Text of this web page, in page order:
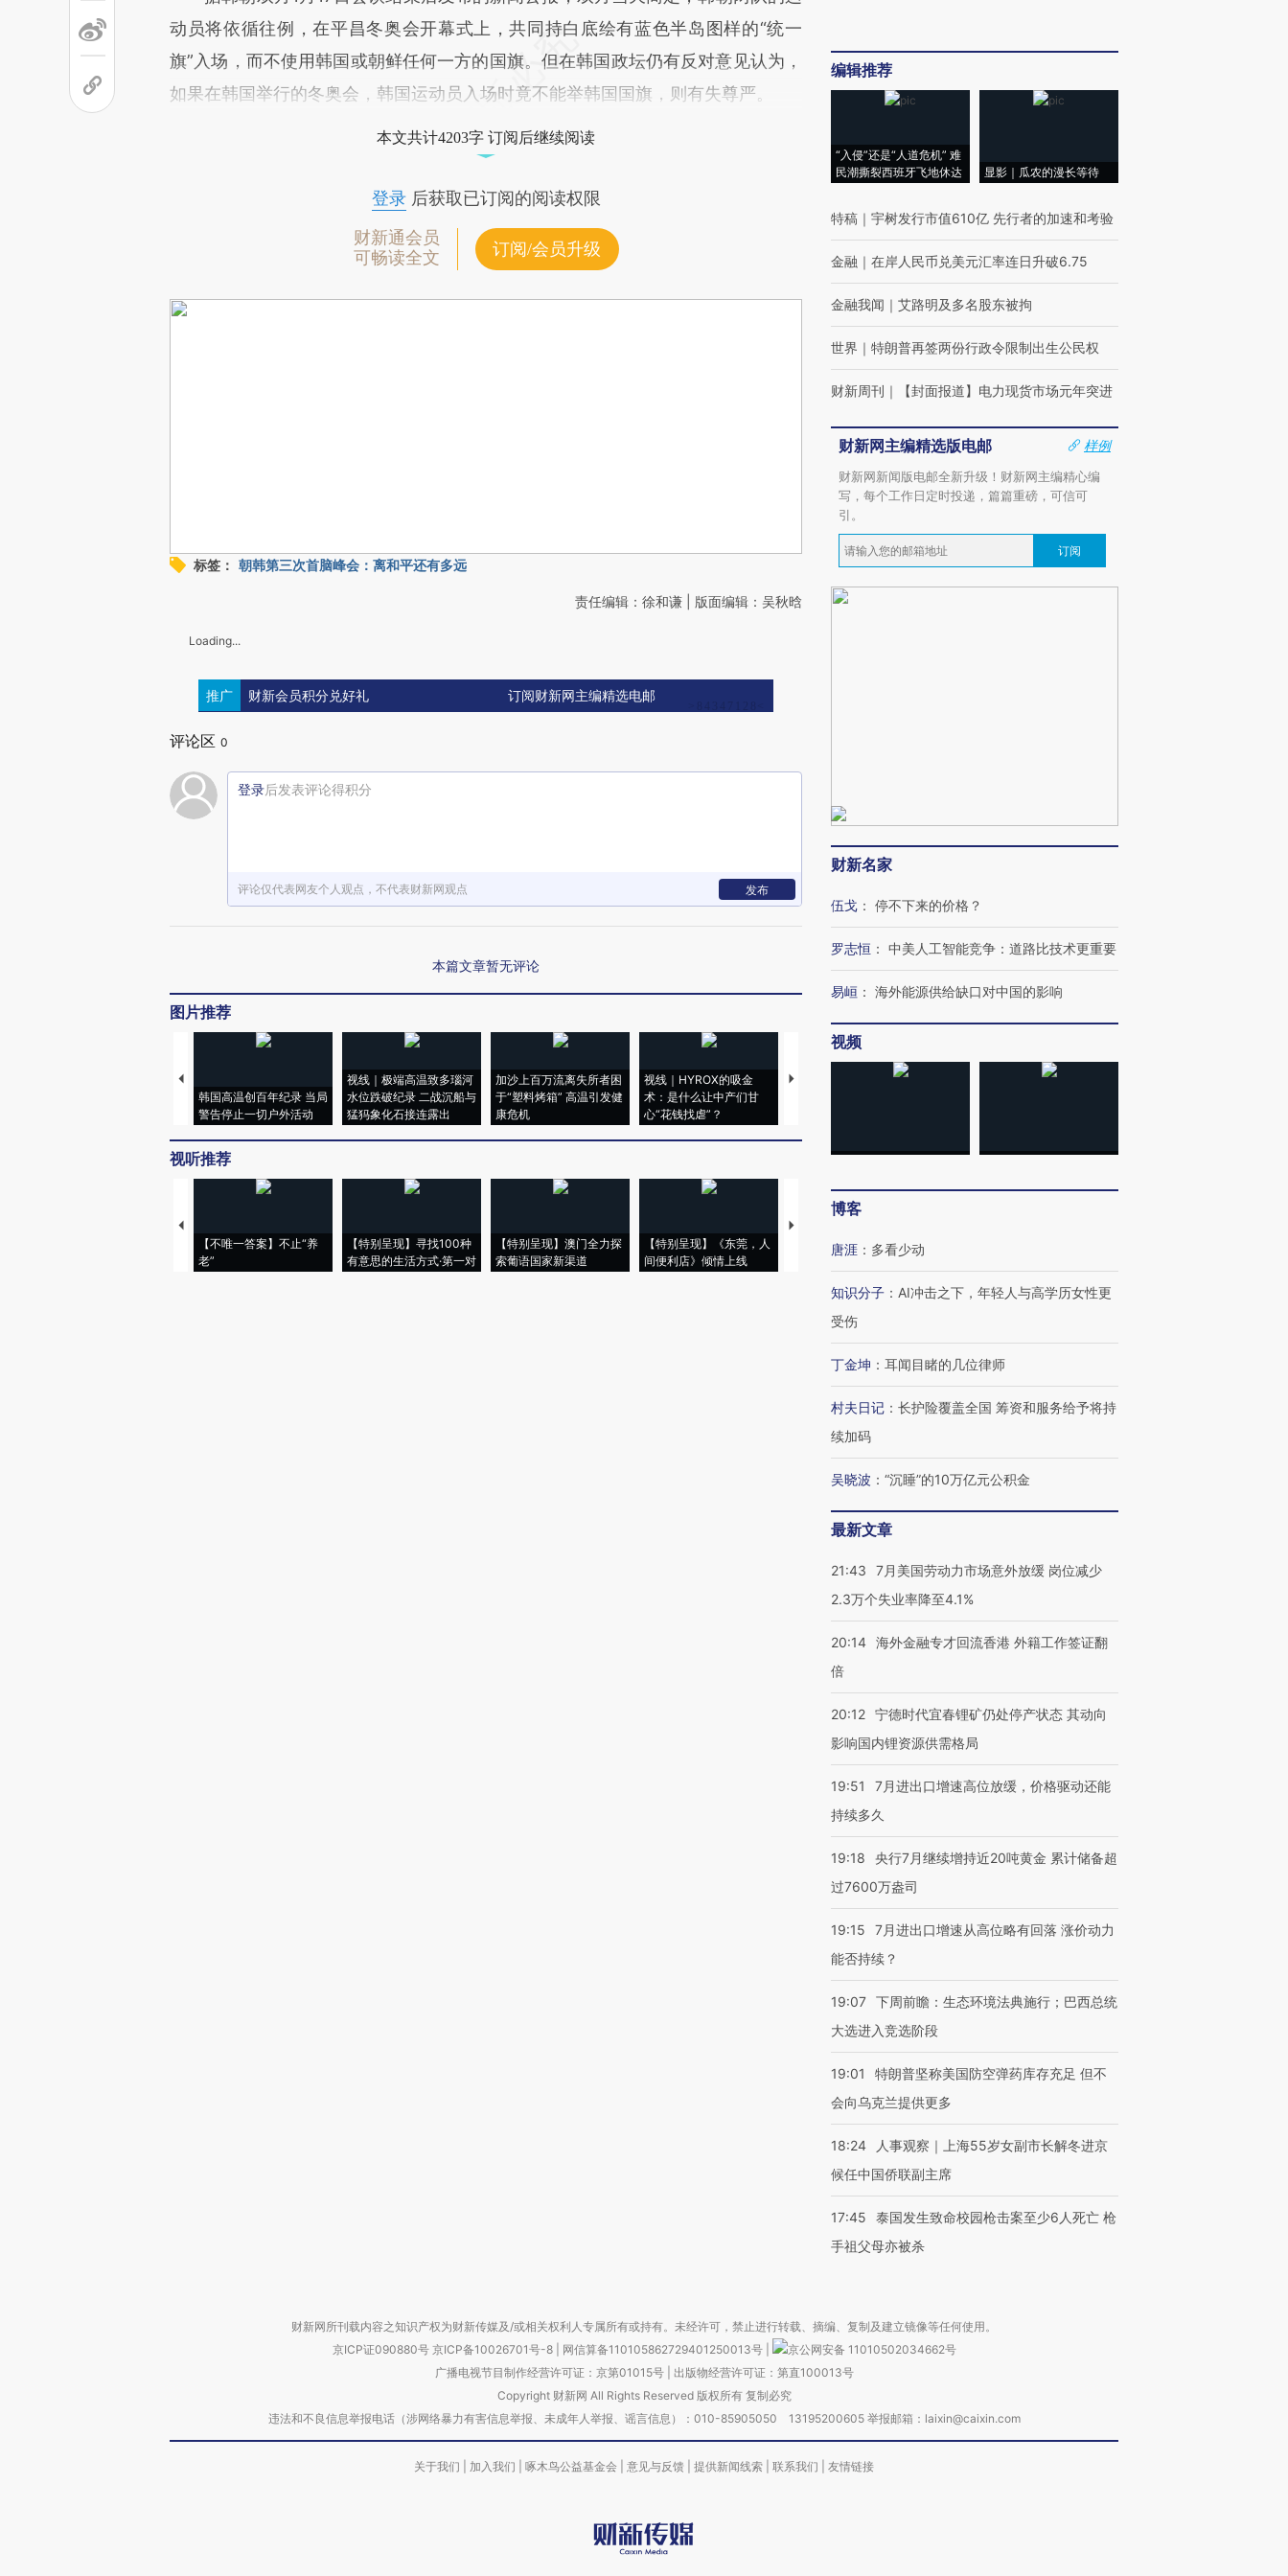
动员将依循往例，在平昌冬奥会开幕式上，共同持白底绘有蓝色半岛图样的“统一
旗”入场，而不使用韩国或朝鲜任何一方的国旗。但在韩国政坛仍有反对意见认为，
如果在韩国举行的冬奥会，韩国运动员入场时竟不能举韩国国旗，则有失尊严。
本文共计4203字 订阅后继续阅读
登录后获取已订阅的阅读权限
财新通会员
可畅读全文
订阅/会员升级
标签： 朝韩第三次首脑峰会：离和平还有多远
责任编辑：徐和谦 | 版面编辑：吴秋晗
Loading...
推广 财新会员积分兑好礼 订阅财新网主编精选电邮
评论区 0
登录后发表评论得积分
评论仅代表网友个人观点，不代表财新网观点 发布
本篇文章暂无评论
图片推荐
韩国高温创百年纪录 当局
警告停止一切户外活动
视线｜极端高温致多瑙河
水位跌破纪录 二战沉船与
猛犸象化石接连露出
加沙上百万流离失所者困
于“塑料烤箱” 高温引发健
康危机
视线｜HYROX的吸金
术：是什么让中产们甘
心“花钱找虐”？
马航飞行员跨国走私7万
视线｜被称为“蟑螂”的印
视听推荐
【不唯一答案】不止“养
老”
【特别呈现】寻找100种
有意思的生活方式·第一对
【特别呈现】澳门全力探
索葡语国家新渠道
【特别呈现】《东莞，人
间便利店》倾情上线
【推广】走进第四届链博
会，让数智科技“链”接产
编辑推荐
“入侵”还是“人道危机” 难
民潮撕裂西班牙飞地休达
显影｜瓜农的漫长等待
特稿 ｜ 宇树发行市值610亿 先行者的加速和考验
金融 ｜ 在岸人民币兑美元汇率连日升破6.75
金融我闻 ｜ 艾路明及多名股东被拘
世界 ｜ 特朗普再签两份行政令限制出生公民权
财新周刊 ｜ 【封面报道】电力现货市场元年突进
财新网主编精选版电邮
样例
财新网新闻版电邮全新升级！财新网主编精心编
写，每个工作日定时投递，篇篇重磅，可信可
引。
订阅
财新名家
伍戈 ： 停不下来的价格？
罗志恒 ： 中美人工智能竞争：道路比技术更重要
易峘 ： 海外能源供给缺口对中国的影响
视频
博客
唐涯 ： 多看少动
知识分子 ： AI冲击之下，年轻人与高学历女性更
受伤
丁金坤 ： 耳闻目睹的几位律师
村夫日记 ： 长护险覆盖全国 筹资和服务给予将持
续加码
吴晓波 ： “沉睡”的10万亿元公积金
最新文章
21:43
7月美国劳动力市场意外放缓 岗位减少
2.3万个失业率降至4.1%
20:14 海外金融专才回流香港 外籍工作签证翻
倍
20:12 宁德时代宜春锂矿仍处停产状态 其动向
影响国内锂资源供需格局
19:51
7月进出口增速高位放缓，价格驱动还能
持续多久
19:18
央行7月继续增持近20吨黄金 累计储备超
过7600万盎司
19:15
7月进出口增速从高位略有回落 涨价动力
能否持续？
19:07 下周前瞻：生态环境法典施行；巴西总统
大选进入竞选阶段
19:01
特朗普坚称美国防空弹药库存充足 但不
会向乌克兰提供更多
18:24
人事观察｜上海55岁女副市长解冬进京
候任中国侨联副主席
17:45
泰国发生致命校园枪击案至少6人死亡 枪
手祖父母亦被杀
财新网所刊载内容之知识产权为财新传媒及/或相关权利人专属所有或持有。未经许可，禁止进行转载、摘编、复制及建立镜像等任何使用。
京ICP证090880号 京ICP备10026701号-8 网信算备110105862729401250013号
京公网安备 11010502034662号
广播电视节目制作经营许可证：京第01015号| 出版物经营许可证：第直100013号
Copyright 财新网 All Rights Reserved 版权所有 复制必究
违法和不良信息举报电话（涉网络暴力有害信息举报、未成年人举报、谣言信息）：010-85905050 13195200605 举报邮箱：laixin@caixin.com
关于我们 加入我们 啄木鸟公益基金会 意见与反馈 提供新闻线索 联系我们 友情链接